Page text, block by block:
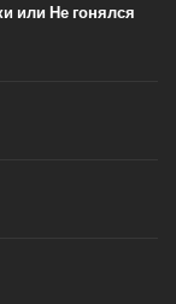
или Не гонялся